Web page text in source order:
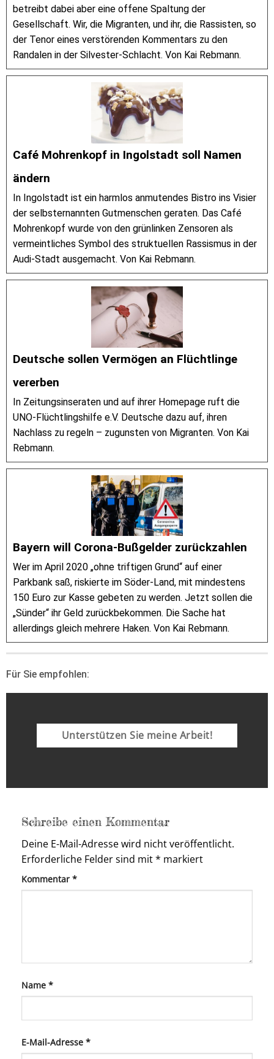
betreibt dabei aber eine offene Spaltung der
Gesellschaft. Wir, die Migranten, und ihr, die Rassisten, so
der Tenor eines verstörenden Kommentars zu den
Randalen in der Silvester-Schlacht. Von Kai Rebmann.
Café Mohrenkopf in Ingolstadt soll Namen
ändern
In Ingolstadt ist ein harmlos anmutendes Bistro ins Visier
der selbsternannten Gutmenschen geraten. Das Café
Mohrenkopf wurde von den grünlinken Zensoren als
vermeintliches Symbol des struktuellen Rassismus in der
Audi-Stadt ausgemacht. Von Kai Rebmann.
Deutsche sollen Vermögen an Flüchtlinge
vererben
In Zeitungsinseraten und auf ihrer Homepage ruft die
UNO-Flüchtlingshilfe e.V. Deutsche dazu auf, ihren
Nachlass zu regeln – zugunsten von Migranten. Von Kai
Rebmann.
Bayern will Corona-Bußgelder zurückzahlen
Wer im April 2020 „ohne triftigen Grund“ auf einer
Parkbank saß, riskierte im Söder-Land, mit mindestens
150 Euro zur Kasse gebeten zu werden. Jetzt sollen die
„Sünder“ ihr Geld zurückbekommen. Die Sache hat
allerdings gleich mehrere Haken. Von Kai Rebmann.
Für Sie empfohlen:
Unterstützen Sie meine Arbeit!
Schreibe einen Kommentar
Deine E-Mail-Adresse wird nicht veröffentlicht.
Erforderliche Felder sind mit* markiert
Kommentar *
Name *
E-Mail-Adresse *